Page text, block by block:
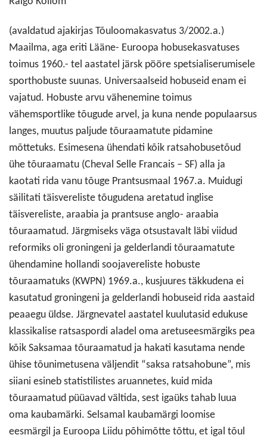
(avaldatud ajakirjas Tõuloomakasvatus 3/2002.a.)
Maailma, aga eriti Lääne- Euroopa hobusekasvatuses
toimus 1960.- tel aastatel järsk pööre spetsialiserumisele
sporthobuste suunas. Universaalseid hobuseid enam ei
vajatud. Hobuste arvu vähenemine toimus
vähemsportlike tõugude arvel, ja kuna nende populaarsus
langes, muutus paljude tõuraamatute pidamine
mõttetuks. Esimesena ühendati kõik ratsahobusetõud
ühe tõuraamatu (Cheval Selle Francais – SF) alla ja
kaotati rida vanu tõuge Prantsusmaal 1967.a. Muidugi
säilitati täisvereliste tõugudena aretatud inglise
täisvereliste, araabia ja prantsuse anglo- araabia
tõuraamatud. Järgmiseks väga otsustavalt läbi viidud
reformiks oli groningeni ja gelderlandi tõuraamatute
ühendamine hollandi soojavereliste hobuste
tõuraamatuks (KWPN) 1969.a., kusjuures täkkudena ei
kasutatud groningeni ja gelderlandi hobuseid rida aastaid
peaaegu üldse. Järgnevatel aastatel kuulutasid edukuse
klassikalise ratsaspordi aladel oma aretuseesmärgiks pea
kõik Saksamaa tõuraamatud ja hakati kasutama nende
ühise tõunimetusena väljendit “saksa ratsahobune”, mis
siiani esineb statistilistes aruannetes, kuid mida
tõuraamatud püüavad vältida, sest igaüks tahab luua
oma kaubamärki. Selsamal kaubamärgi loomise
eesmärgil ja Euroopa Liidu põhimõtte tõttu, et igal tõul